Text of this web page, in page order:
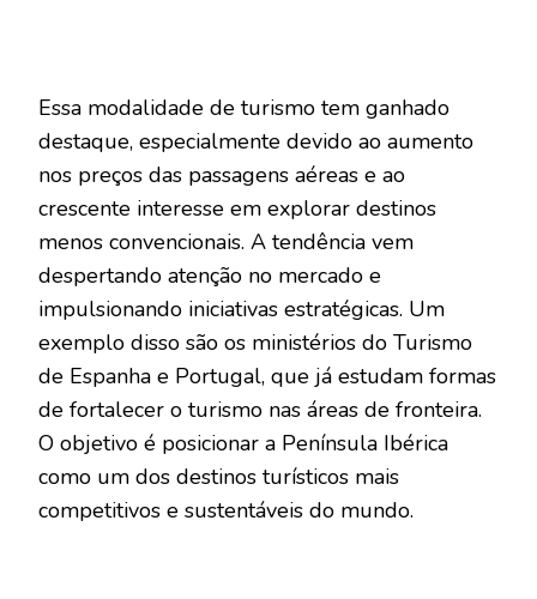
Essa modalidade de turismo tem ganhado
destaque, especialmente devido ao aumento
nos preços das passagens aéreas e ao
crescente interesse em explorar destinos
menos convencionais. A tendência vem
despertando atenção no mercado e
impulsionando iniciativas estratégicas. Um
exemplo disso são os ministérios do Turismo
de Espanha e Portugal, que já estudam formas
de fortalecer o turismo nas áreas de fronteira.
O objetivo é posicionar a Península Ibérica
como um dos destinos turísticos mais
competitivos e sustentáveis do mundo.